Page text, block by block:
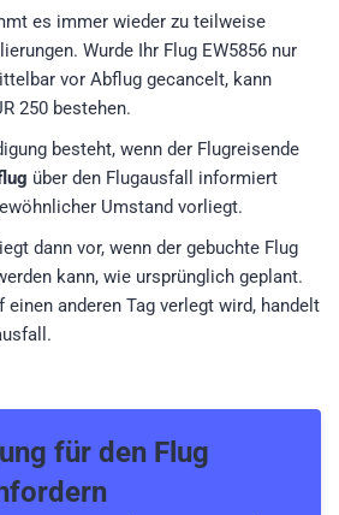
es immer wieder zu teilweise
Wurde Ihr Flug EW5856 nur
vor Abflug gecancelt, kann
250 bestehen.
besteht, wenn der Flugreisende
über den Flugausfall informiert
Umstand vorliegt.
liegt dann vor, wenn der gebuchte Flug
kann, wie ursprünglich geplant.
einen anderen Tag verlegt wird, handelt
für den Flug